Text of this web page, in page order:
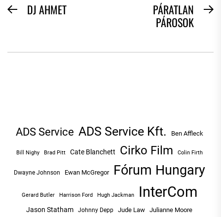
BEJEGYZÉS
PreviousDJ AHMET
PÁRATLAN
PÁROSOK
ADS Service ADS Service Kft. Ben Affleck
Bill Nighy Brad Pitt Cate Blanchett Cirko Film Colin Firth
Dwayne Johnson Ewan McGregor Fórum Hungary
Gerard Butler Harrison Ford Hugh Jackman InterCom
Jason Statham Johnny Depp Jude Law Julianne Moore